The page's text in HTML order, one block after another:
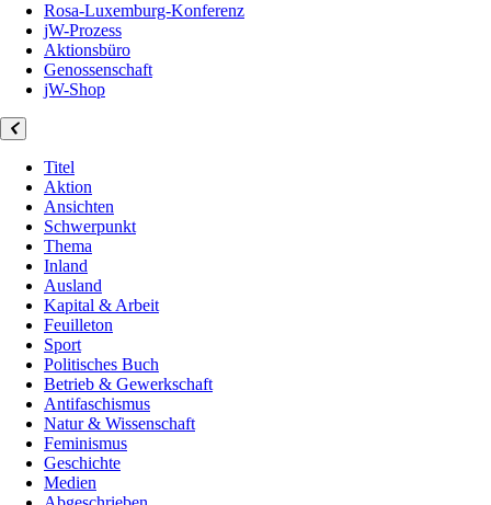
Rosa-Luxemburg-Konferenz
jW-Prozess
Aktionsbüro
Genossenschaft
jW-Shop
Titel
Aktion
Ansichten
Schwerpunkt
Thema
Inland
Ausland
Kapital & Arbeit
Feuilleton
Sport
Politisches Buch
Betrieb & Gewerkschaft
Antifaschismus
Natur & Wissenschaft
Feminismus
Geschichte
Medien